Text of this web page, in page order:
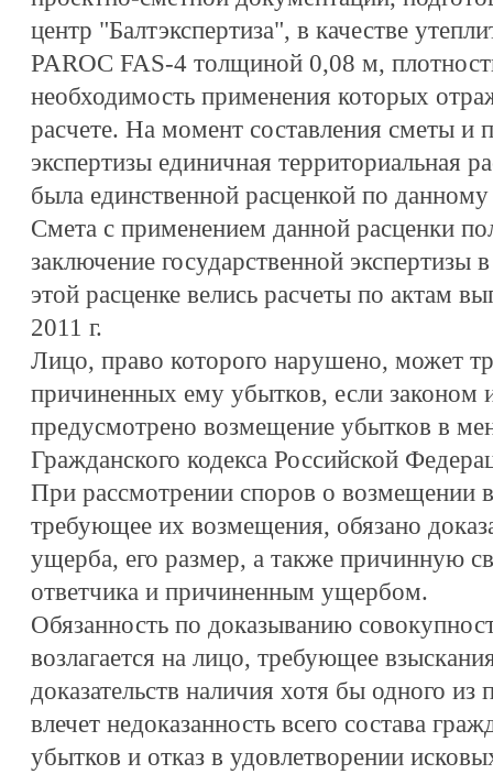
центр "Балтэкспертиза", в качестве
PAROC FAS-4 толщиной 0,08 м,
необходимость применения которых
расчете. На момент составления сметы и
экспертизы единичная территориальная
была единственной расценкой по
Смета с применением данной расценки
заключение государственной экспертизы
этой расценке велись расчеты по актам
2011 г.
Лицо, право которого нарушено, может
причиненных ему убытков, если законом
предусмотрено возмещение убытков в
Гражданского кодекса Российской
При рассмотрении споров о возмещении
требующее их возмещения, обязано
ущерба, его размер, а также причинную
ответчика и причиненным ущербом.
Обязанность по доказыванию
возлагается на лицо, требующее
доказательств наличия хотя бы одного из
влечет недоказанность всего состава
убытков и отказ в удовлетворении